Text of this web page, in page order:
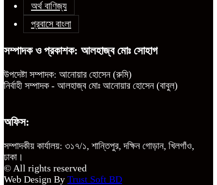
অর্থ বাণিজ্য
প্রবাসে বাংলা
সম্পাদক ও প্রকাশক: আলহাজ্ব মোঃ সোহাগ
উপদেষ্টা সম্পাদক: আনোয়ার হোসেন (রুমি)
নির্বাহী সম্পাদক - আলহাজ্ব মোঃ আনোয়ার হোসেন (বাবুল)
অফিস:
সম্পাদকীয় কার্যালয়: ৩১৭/১, শান্তিপুর, দক্ষিন গোড়ান, খিলগাঁও,
ঢাকা।
© All rights reserved
Web Design By Trust Soft BD